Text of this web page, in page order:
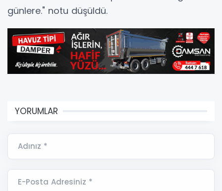
günlere." notu düşüldü.
YORUMLAR
Adınız *
E-Posta Adresiniz *